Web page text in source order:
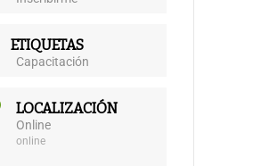
ETIQUETAS
Capacitación
LOCALIZACIÓN
Online
online